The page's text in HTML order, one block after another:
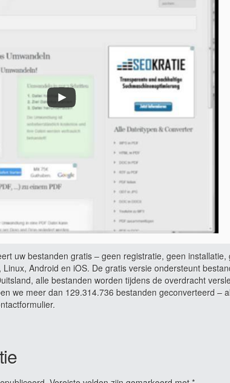
uw bestanden gratis – geen registratie, geen
Android en iOS. De gratis versie ondersteunt
alle bestanden worden tijdens de overdracht
we meer dan 129.314.736 bestanden geconverteerd –